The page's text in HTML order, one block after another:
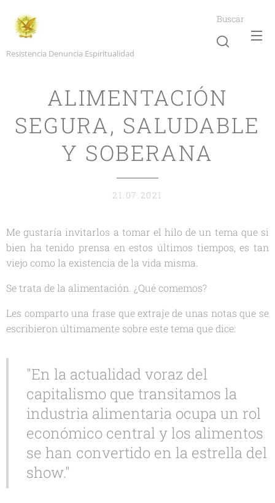
Resistencia Denuncia Espiritualidad
Buscar
ALIMENTACIÓN
SEGURA, SALUDABLE
Y SOBERANA
21.07.2021
Me gustaría invitarlos a tomar el hilo de un tema que si
bien ha tenido prensa en estos últimos tiempos, es tan
viejo como la existencia de la vida misma.
Se trata de la alimentación. ¿Qué comemos?
Les comparto una frase que extraje de unas notas que se
escribieron últimamente sobre este tema que dice:
"En la actualidad voraz del
capitalismo que transitamos la
industria alimentaria ocupa un rol
económico central y los alimentos
se han convertido en la estrella del
show."